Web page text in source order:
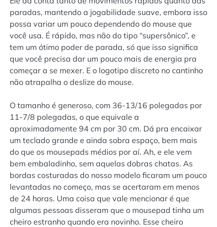
paradas, mantendo a jogabilidade suave, embora isso
possa variar um pouco dependendo do mouse que
você usa. É rápido, mas não do tipo “supersônico”, e
tem um ótimo poder de parada, só que isso significa
que você precisa dar um pouco mais de energia pra
começar a se mexer. E o logotipo discreto no cantinho
não atrapalha o deslize do mouse.
O tamanho é generoso, com 36-13/16 polegadas por
11-7/8 polegadas, o que equivale a
aproximadamente 94 cm por 30 cm. Dá pra encaixar
um teclado grande e ainda sobra espaço, bem mais
do que os mousepads médios por aí. Ah, e ele vem
bem embaladinho, sem aquelas dobras chatas. As
bordas costuradas do nosso modelo ficaram um pouco
levantadas no começo, mas se acertaram em menos
de 24 horas. Uma coisa que vale mencionar é que
algumas pessoas disseram que o mousepad tinha um
cheiro estranho quando era novinho. Esse cheiro